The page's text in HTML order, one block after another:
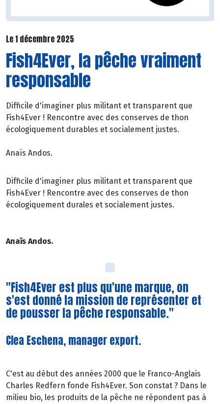
Le 1 décembre 2025
Fish4Ever, la pêche vraiment
responsable
Difficile d'imaginer plus militant et transparent que
Fish4Ever ! Rencontre avec des conserves de thon
écologiquement durables et socialement justes.
Anaïs Andos.
Difficile d'imaginer plus militant et transparent que
Fish4Ever ! Rencontre avec des conserves de thon
écologiquement durales et socialement justes.
Anaïs Andos.
"Fish4Ever est plus qu'une marque, on
s'est donné la mission de représenter et
de pousser la pêche responsable."
Clea Eschena, manager export.
C'est au début des années 2000 que le Franco-Anglais
Charles Redfern fonde Fish4Ever. Son constat ? Dans le
milieu bio, les produits de la pêche ne répondent pas à